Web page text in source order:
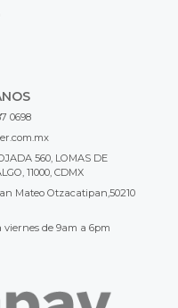
0698
560, LOMAS DE
11000, CDMX
Mateo Otzacatipan,50210
viernes de 9am a 6pm